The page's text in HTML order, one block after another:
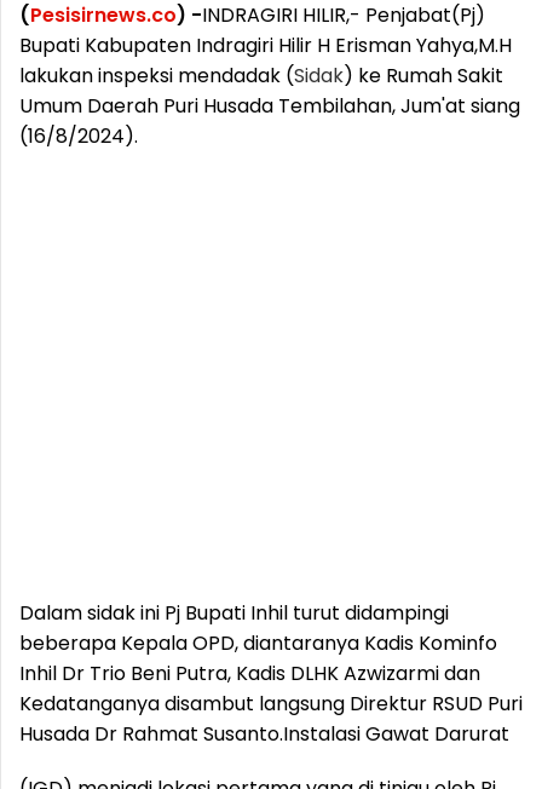
(Pesisirnews.co) -INDRAGIRI HILIR,- Penjabat(Pj)
Bupati Kabupaten Indragiri Hilir H Erisman Yahya,M.H
lakukan inspeksi mendadak (Sidak) ke Rumah Sakit
Umum Daerah Puri Husada Tembilahan, Jum'at siang
(16/8/2024).
Dalam sidak ini Pj Bupati Inhil turut didampingi
beberapa Kepala OPD, diantaranya Kadis Kominfo
Inhil Dr Trio Beni Putra, Kadis DLHK Azwizarmi dan
Kedatanganya disambut langsung Direktur RSUD Puri
Husada Dr Rahmat Susanto.Instalasi Gawat Darurat